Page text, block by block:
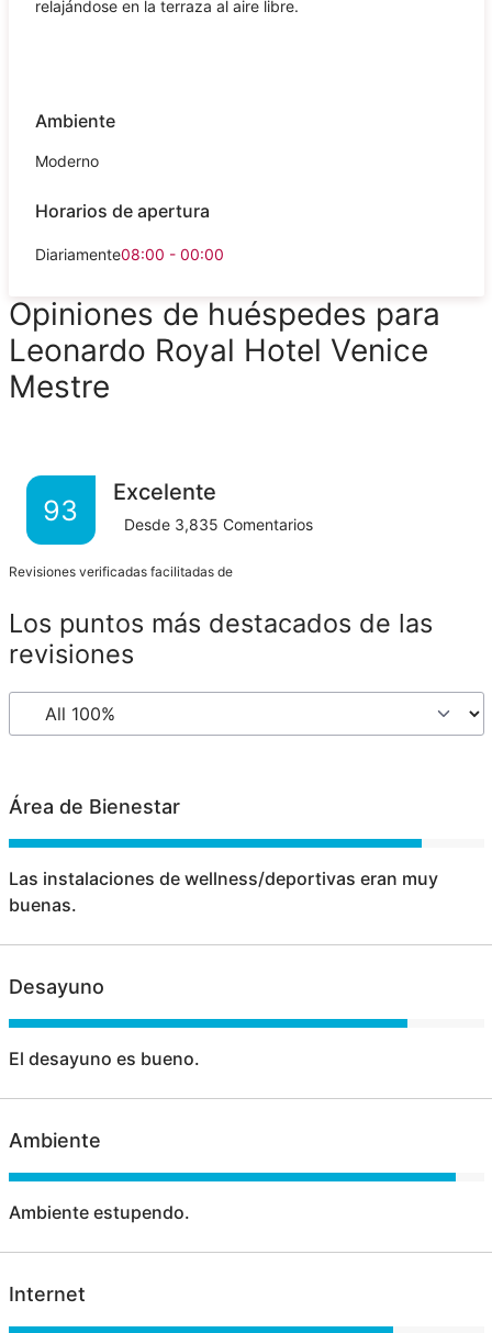
relajándose en la terraza al aire libre.
Ambiente
Moderno
Horarios de apertura
Diariamente08:00 - 00:00
Opiniones de huéspedes para
Leonardo Royal Hotel Venice
Mestre
93
Excelente
Desde 3,835 Comentarios
Revisiones verificadas facilitadas de
Los puntos más destacados de las
revisiones
Área de Bienestar
Las instalaciones de wellness/deportivas eran muy
buenas.
Desayuno
El desayuno es bueno.
Ambiente
Ambiente estupendo.
Internet